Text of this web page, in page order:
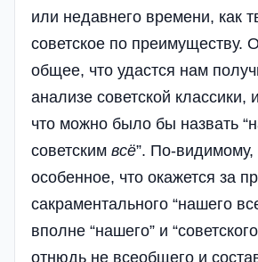
или недавнего времени, как
советское по преимуществу.
общее, что удастся нам
анализе советской классики,
что можно было бы назвать
советским всё”. По-видимому,
особенное, что окажется за
сакраментального “нашего
вполне “нашего” и
отнюдь не всеобщего и